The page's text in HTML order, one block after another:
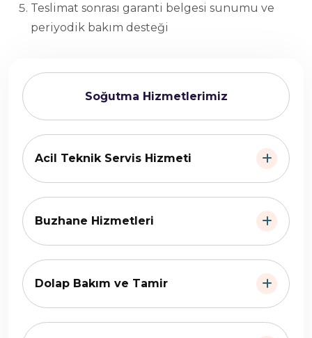
Soğutma Hizmetlerimiz
Acil Teknik Servis Hizmeti
Buzhane Hizmetleri
Dolap Bakım ve Tamir
Teslimat sonrası garanti belgesi sunumu ve
periyodik bakım desteği